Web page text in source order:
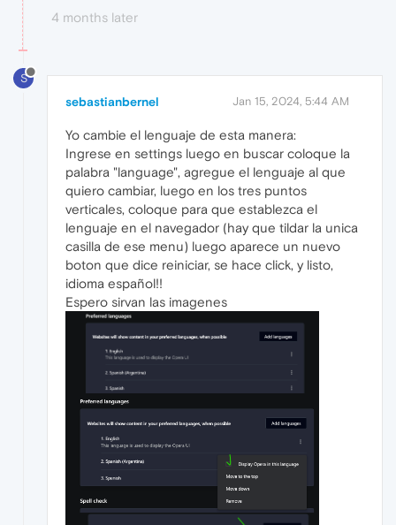
4 months later
S
sebastianbernel Jan 15, 2024, 5:44 AM
Yo cambie el lenguaje de esta manera:
Ingrese en settings luego en buscar coloque la
palabra "language", agregue el lenguaje al que
quiero cambiar, luego en los tres puntos
verticales, coloque para que establezca el
lenguaje en el navegador (hay que tildar la unica
casilla de ese menu) luego aparece un nuevo
boton que dice reiniciar, se hace click, y listo,
idioma español!!
Espero sirvan las imagenes